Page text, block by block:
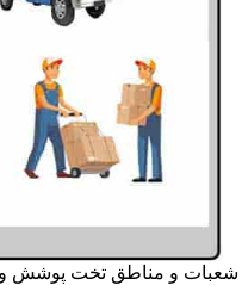
شعبات و مناطق تخت پوشش